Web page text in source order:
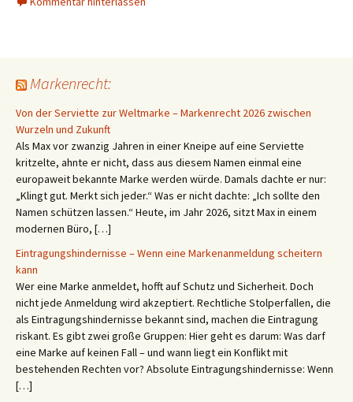
Markenrecht:
Von der Serviette zur Weltmarke – Markenrecht 2026 zwischen
Wurzeln und Zukunft
Als Max vor zwanzig Jahren in einer Kneipe auf eine Serviette
kritzelte, ahnte er nicht, dass aus diesem Namen einmal eine
europaweit bekannte Marke werden würde. Damals dachte er nur:
„Klingt gut. Merkt sich jeder.“ Was er nicht dachte: „Ich sollte den
Namen schützen lassen.“ Heute, im Jahr 2026, sitzt Max in einem
modernen Büro, […]
Eintragungshindernisse – Wenn eine Markenanmeldung scheitern
kann
Wer eine Marke anmeldet, hofft auf Schutz und Sicherheit. Doch
nicht jede Anmeldung wird akzeptiert. Rechtliche Stolperfallen, die
als Eintragungshindernisse bekannt sind, machen die Eintragung
riskant. Es gibt zwei große Gruppen: Hier geht es darum: Was darf
eine Marke auf keinen Fall – und wann liegt ein Konflikt mit
bestehenden Rechten vor? Absolute Eintragungshindernisse: Wenn
[…]